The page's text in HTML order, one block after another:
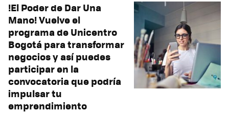
!El Poder de Dar Una
Mano! Vuelve el
programa de Unicentro
Bogotá para transformar
negocios y así puedes
participar en la
convocatoria que podría
impulsar tu
emprendimiento